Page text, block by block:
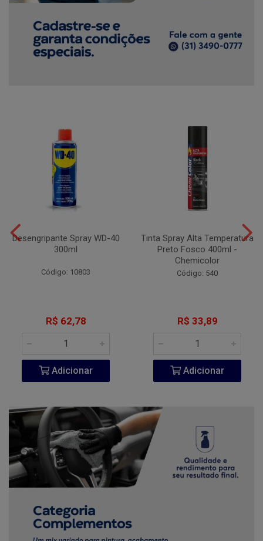
Desengripante Spray WD-40
300ml
Código: 10803
R$ 62,78
Adicionar
Tinta Spray Alta Temperatura
Preto Fosco 400ml -
Chemicolor
Código: 540
R$ 33,89
Adicionar